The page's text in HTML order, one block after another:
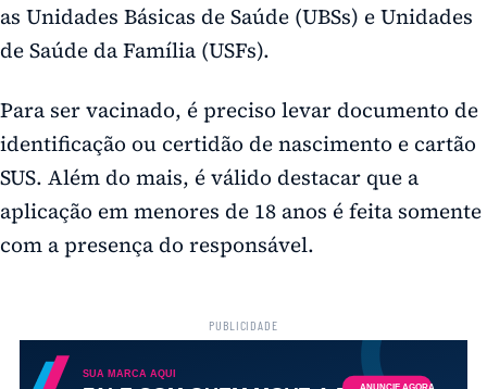
as Unidades Básicas de Saúde (UBSs) e Unidades
de Saúde da Família (USFs).
Para ser vacinado, é preciso levar documento de
identificação ou certidão de nascimento e cartão
SUS. Além do mais, é válido destacar que a
aplicação em menores de 18 anos é feita somente
com a presença do responsável.
PUBLICIDADE